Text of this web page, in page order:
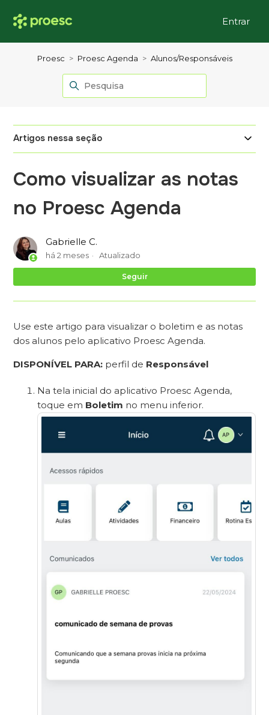
Entrar
Proesc Proesc Agenda Alunos/Responsáveis
Artigos nessa seção
Como visualizar as notas
no Proesc Agenda
Gabrielle C.
há 2 meses Atualizado
Seguir
Use este artigo para visualizar o boletim e as notas
dos alunos pelo aplicativo Proesc Agenda.
DISPONÍVEL PARA: perfil de Responsável
Na tela inicial do aplicativo Proesc Agenda,
toque em Boletim no menu inferior.